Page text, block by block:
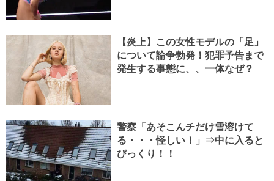
【炎上】この女性モデルの「足」
について論争勃発！犯罪予告まで
発生する事態に、、一体なぜ？
警察「あそこんチだけ雪溶けて
る・・・怪しい！」⇒中に入ると
びっくり！！